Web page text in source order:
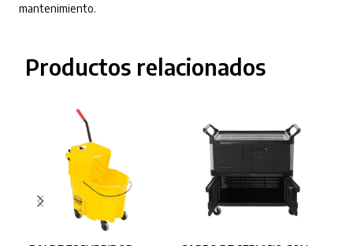
mantenimiento.
Productos relacionados